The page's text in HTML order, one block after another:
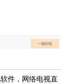
件，网络电视直